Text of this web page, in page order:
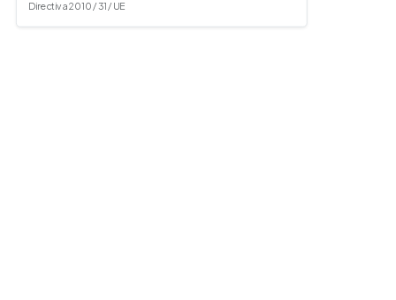
Directiva 2010 / 31 / UE